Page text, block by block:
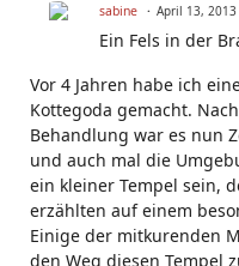
sabine April 13, 2013
Ein Fels in der
Vor 4 Jahren habe ich
Kottegoda gemacht.
Behandlung war es nun
und auch mal die
ein kleiner Tempel sein,
erzählten auf einem
Einige der mitkurenden
den Weg diesen Tempel